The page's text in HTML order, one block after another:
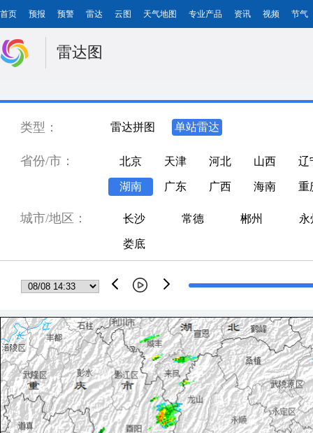
首页 预报 预警 雷达 云图 天气地图 专业产品 资讯 视频 节气
雷达图
类型： 雷达拼图 单站雷达
省份/市： 北京 天津 河北 山西 辽
湖南 广东 广西 海南 重
城市/地区： 长沙 常德 郴州 永
娄底